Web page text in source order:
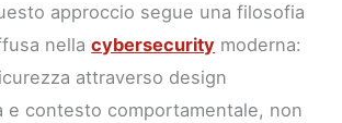
approccio segue una filosofia
nellacybersecurity moderna:
attraverso design
e contesto comportamentale, non